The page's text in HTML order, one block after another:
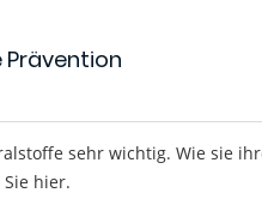
sehr wichtig. Wie sie
hier.